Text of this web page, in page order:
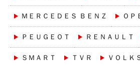
ＭＥＲＣＥＤＥＳ ＢＥＮＺ ＯＰ
ＰＥＵＧＥＯＴ ＲＥＮＡＵＬＴ
ＳＭＡＲＴ ＴＶＲ ＶＯＬＫ